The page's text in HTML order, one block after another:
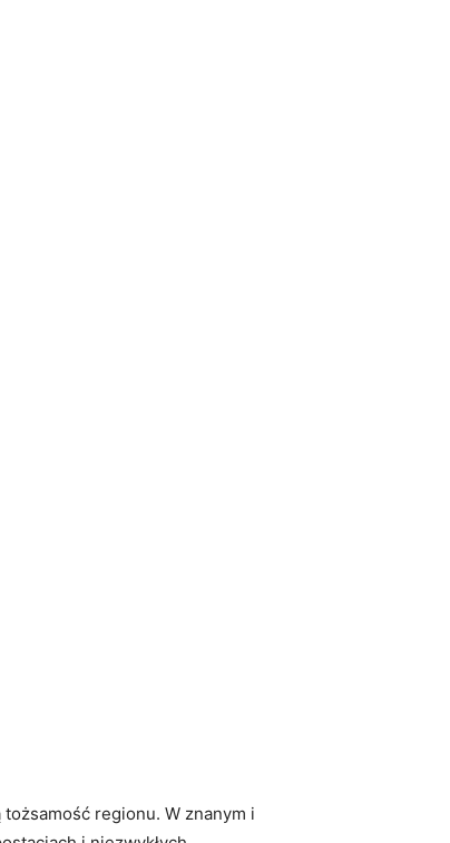
regionu.⁢ W znanym i